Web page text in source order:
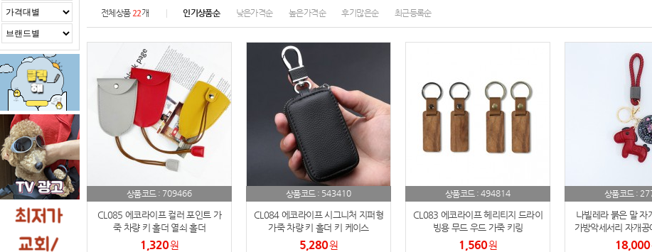
텀블러
10 AP-100125
11 usb
12 보조배터리
13 송월타올
14 에코백
15
전체상품 22개 인기상품순 낮은가격순 높은가격순 후기많은순 최근등록순
상품코드 : 709466
CL085 에코라이프 컬러 포인트 가
죽 차량 키 홀더 열쇠 홀더
1,320원
상품코드 : 543410
CL084 에코라이프 시그니처 지퍼형
가죽 차량 키 홀더 키 케이스
5,280원
상품코드 : 494814
CL083 에코라이프 헤리티지 드라이
빙용 무드 우드 가죽 키링
1,560원
상품코드 :
나빌레라 붉은 말 자
가방악세서리 자개
18,000